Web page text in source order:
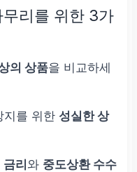
리를 위한 3가
의 상품을 비교하세
지를 위한 성실한 상
리 와 중도상환 수수